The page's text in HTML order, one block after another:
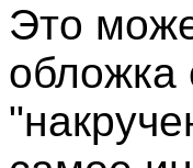
Это
обложка